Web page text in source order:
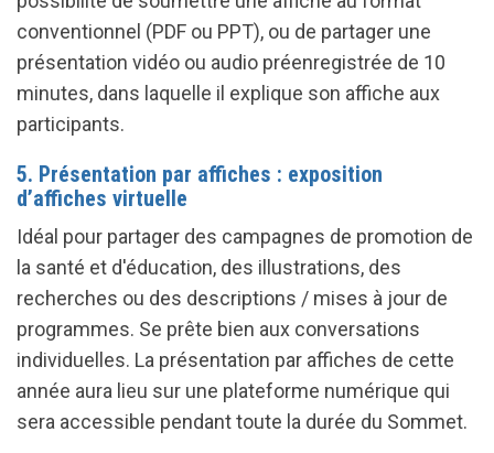
conventionnel (PDF ou PPT), ou de partager une
présentation vidéo ou audio préenregistrée de 10
minutes, dans laquelle il explique son affiche aux
participants.
5. Présentation par affiches : exposition
d’affiches virtuelle
Idéal pour partager des campagnes de promotion de
la santé et d'éducation, des illustrations, des
recherches ou des descriptions / mises à jour de
programmes. Se prête bien aux conversations
individuelles. La présentation par affiches de cette
année aura lieu sur une plateforme numérique qui
sera accessible pendant toute la durée du Sommet.